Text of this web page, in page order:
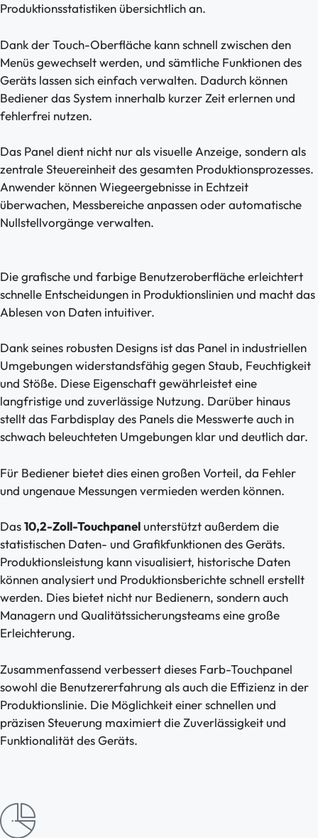
Produktionsstatistiken übersichtlich an.
Dank der Touch-Oberfläche kann schnell zwischen den
Menüs gewechselt werden, und sämtliche Funktionen des
Geräts lassen sich einfach verwalten. Dadurch können
Bediener das System innerhalb kurzer Zeit erlernen und
fehlerfrei nutzen.
Das Panel dient nicht nur als visuelle Anzeige, sondern als
zentrale Steuereinheit des gesamten Produktionsprozesses.
Anwender können Wiegeergebnisse in Echtzeit
überwachen, Messbereiche anpassen oder automatische
Nullstellvorgänge verwalten.
Die grafische und farbige Benutzeroberfläche erleichtert
schnelle Entscheidungen in Produktionslinien und macht das
Ablesen von Daten intuitiver.
Dank seines robusten Designs ist das Panel in industriellen
Umgebungen widerstandsfähig gegen Staub, Feuchtigkeit
und Stöße. Diese Eigenschaft gewährleistet eine
langfristige und zuverlässige Nutzung. Darüber hinaus
stellt das Farbdisplay des Panels die Messwerte auch in
schwach beleuchteten Umgebungen klar und deutlich dar.
Für Bediener bietet dies einen großen Vorteil, da Fehler
und ungenaue Messungen vermieden werden können.
Das10,2-Zoll-Touchpanel unterstützt außerdem die
statistischen Daten- und Grafikfunktionen des Geräts.
Produktionsleistung kann visualisiert, historische Daten
können analysiert und Produktionsberichte schnell erstellt
werden. Dies bietet nicht nur Bedienern, sondern auch
Managern und Qualitätssicherungsteams eine große
Erleichterung.
Zusammenfassend verbessert dieses Farb-Touchpanel
sowohl die Benutzererfahrung als auch die Effizienz in der
Produktionslinie. Die Möglichkeit einer schnellen und
präzisen Steuerung maximiert die Zuverlässigkeit und
Funktionalität des Geräts.